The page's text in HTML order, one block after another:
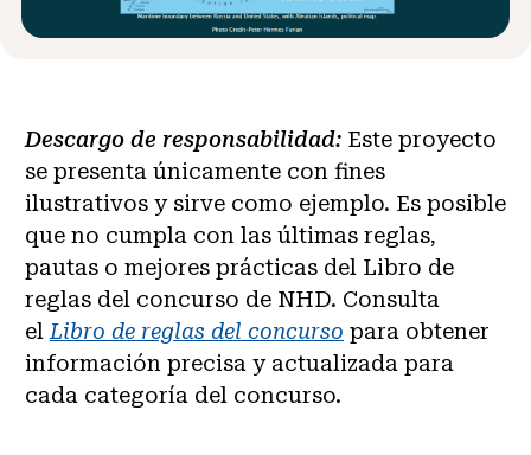
Descargo de responsabilidad: Este proyecto
se presenta únicamente con fines
ilustrativos y sirve como ejemplo. Es posible
que no cumpla con las últimas reglas,
pautas o mejores prácticas del Libro de
reglas del concurso de NHD. Consulta
elLibro de reglas del concurso para obtener
información precisa y actualizada para
cada categoría del concurso.